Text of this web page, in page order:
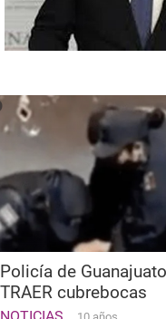
Policía de
TRAER cubrebocas